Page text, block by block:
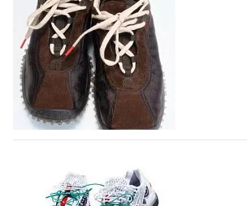
перевыпустил свой хит -